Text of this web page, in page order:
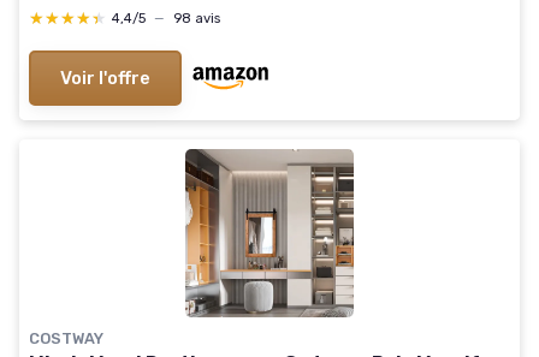
le Bureau, Multicolore-150x85 CM
★★★★★
★★★★★ 4,4/5 — 98 avis
Voir l'offre
COSTWAY